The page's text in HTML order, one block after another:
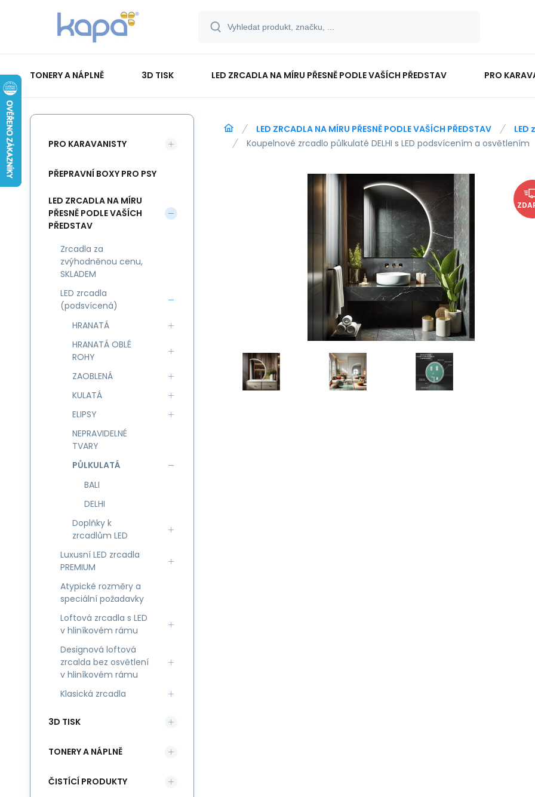
TONERY A NÁPLNĚ 3D TISK LED ZRCADLA NA MÍRU PŘESNĚ PODLE VAŠÍCH PŘEDSTAV PRO
PAPÍR-ETIKETY-BLOKY-OBÁLKY
LED ZRCADLA NA MÍRU PŘESNĚ PODLE VAŠÍCH PŘEDSTAV
Koupelnové zrcadlo půlkulaté DELHI s LED podsvícením a osvětlením
PRO KARAVANISTY
PŘEPRAVNÍ BOXY PRO PSY
LED ZRCADLA NA MÍRU
PŘESNĚ PODLE VAŠÍCH
PŘEDSTAV
Zrcadla za
zvýhodněnou cenu,
SKLADEM
LED zrcadla
(podsvícená)
HRANATÁ
HRANATÁ OBLÉ
ROHY
ZAOBLENÁ
KULATÁ
ELIPSY
NEPRAVIDELNÉ
TVARY
PŮLKULATÁ
BALI
DELHI
Doplňky k
zrcadlům LED
Luxusní LED zrcadla
PREMIUM
Atypické rozměry a
speciální požadavky
Loftová zrcadla s LED
v hliníkovém rámu
Designová loftová
zrcalda bez osvětlení
v hliníkovém rámu
Klasická zrcadla
3D TISK
TONERY A NÁPLNĚ
ČISTÍCÍ PRODUKTY